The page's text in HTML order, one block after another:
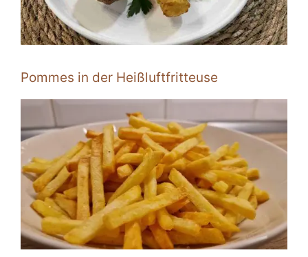
Pommes in der Heißluftfritteuse